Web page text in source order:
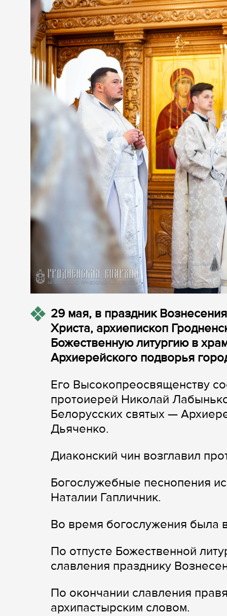
29 мая, в праздник
Христа, архиепископ
Божественную литургию в
Архиерейского подворья
Его Высокопреосвященству
протоиерей Николай
Белорусских святых —
Дьяченко.
Диаконский чин возглавил
Богослужебные песнопения
Наталии Гапличник.
Во время богослужения была
По отпусте Божественной
славления празднику
По окончании славления
архипастырским словом.